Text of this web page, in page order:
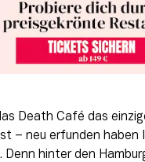
Death Café das
– neu erfunden haben
Denn hinter den